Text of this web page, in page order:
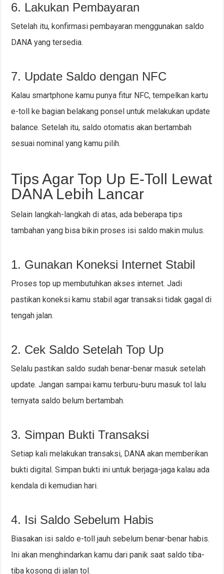
6. Lakukan Pembayaran
Setelah itu, konfirmasi pembayaran menggunakan saldo
DANA yang tersedia.
7. Update Saldo dengan NFC
Kalau smartphone kamu punya fitur NFC, tempelkan kartu
e-toll ke bagian belakang ponsel untuk melakukan update
balance. Setelah itu, saldo otomatis akan bertambah
sesuai nominal yang kamu pilih.
Tips Agar Top Up E-Toll Lewat
DANA Lebih Lancar
Selain langkah-langkah di atas, ada beberapa tips
tambahan yang bisa bikin proses isi saldo makin mulus.
1. Gunakan Koneksi Internet Stabil
Proses top up membutuhkan akses internet. Jadi
pastikan koneksi kamu stabil agar transaksi tidak gagal di
tengah jalan.
2. Cek Saldo Setelah Top Up
Selalu pastikan saldo sudah benar-benar masuk setelah
update. Jangan sampai kamu terburu-buru masuk tol lalu
ternyata saldo belum bertambah.
3. Simpan Bukti Transaksi
Setiap kali melakukan transaksi, DANA akan memberikan
bukti digital. Simpan bukti ini untuk berjaga-jaga kalau ada
kendala di kemudian hari.
4. Isi Saldo Sebelum Habis
Biasakan isi saldo e-toll jauh sebelum benar-benar habis.
Ini akan menghindarkan kamu dari panik saat saldo tiba-
tiba kosong di jalan tol.